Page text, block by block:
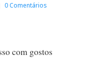
0 Comentários
com gostos